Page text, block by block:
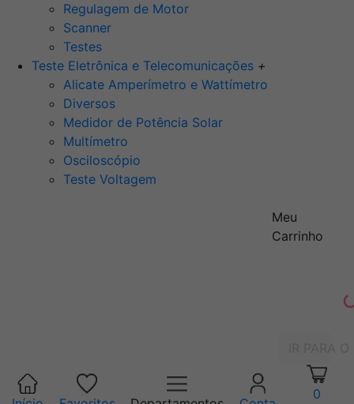
Regulagem de Motor
Scanner
Testes
Teste Eletrônica e Telecomunicações +
Alicate Amperímetro e Wattímetro
Diversos
Medidor de Potência Solar
Multímetro
Osciloscópio
Teste Voltagem
Meu
Carrinho
0